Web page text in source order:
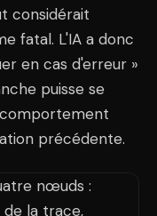
considérait
fatal. L'IA a donc
en cas d'erreur »
puisse se
précédente.